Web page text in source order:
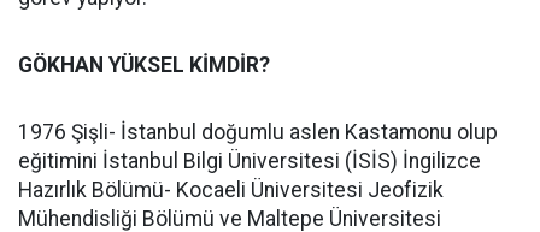
GÖKHAN YÜKSEL KİMDİR?
1976 Şişli- İstanbul doğumlu aslen Kastamonu olup
eğitimini İstanbul Bilgi Üniversitesi (İSİS) İngilizce
Hazırlık Bölümü- Kocaeli Üniversitesi Jeofizik
Mühendisliği Bölümü ve Maltepe Üniversitesi